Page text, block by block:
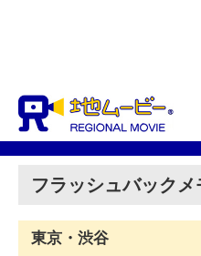
フラッシュバック
東京・渋谷